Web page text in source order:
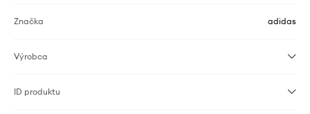
Značka adidas
Výrobca
ID produktu